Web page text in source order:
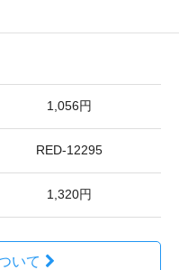
1,056円
RED-12295
1,320円
いて